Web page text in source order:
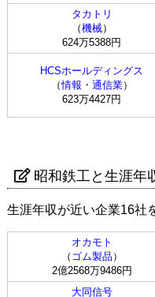
タカトリ
（機械）
624万5388円
HCSホールディングス
（情報・通信業）
623万4427円
昭和鉄工と生涯年
生涯年収が近い企業16社
オカモト
（ ゴム製品 ）
2億2568万9486円
大同信号